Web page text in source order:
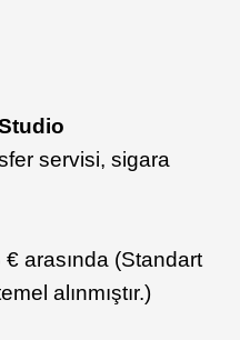
servisi, sigara
arasında (Standart
alınmıştır.)